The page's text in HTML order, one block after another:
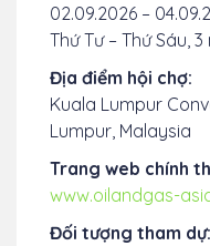
02.09.2026 –
Thứ Tư – Thứ Sáu,
Địa điểm hội chợ:
Kuala Lumpur
Lumpur, Malaysia
Trang web chính
www.oilandgas-
Đối tượng tham dự: